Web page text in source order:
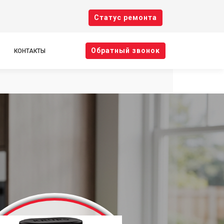
Cтатус ремонта
КОНТАКТЫ Oбратный звонок